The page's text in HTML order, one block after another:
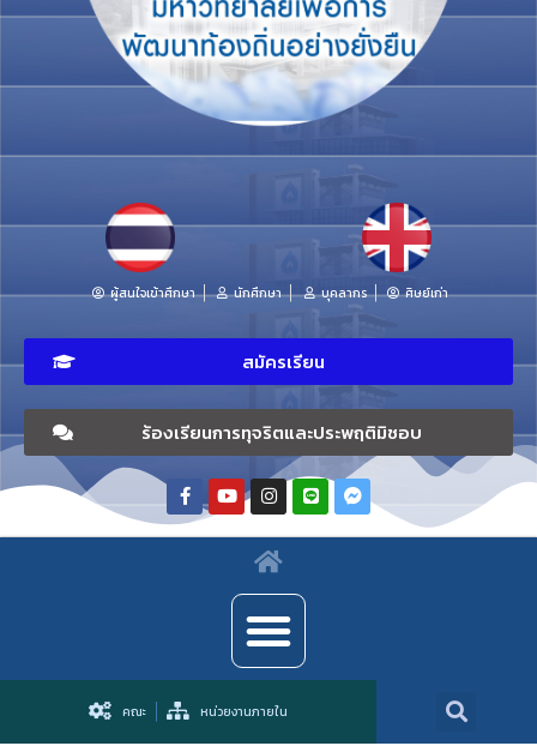
ผู้สนใจเข้าศึกษา นักศึกษา บุคลากร ศิษย์เก่า
สมัครเรียน
ร้องเรียนการทุจริตและประพฤติมิชอบ
คณะ หน่วยงานภายใน